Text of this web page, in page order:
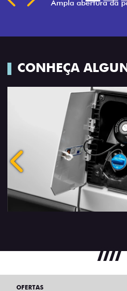
CONHEÇA
Anterior
OFERTAS